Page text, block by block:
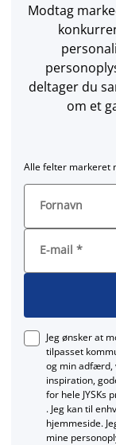
Modtag
deltager du
om et
Alle felter markeret
Fornavn
E-mail *
Jeg ønsker at
tilpasset
og min adfærd,
inspiration,
for hele JYSKs
. Jeg kan til
hjemmeside.
mine